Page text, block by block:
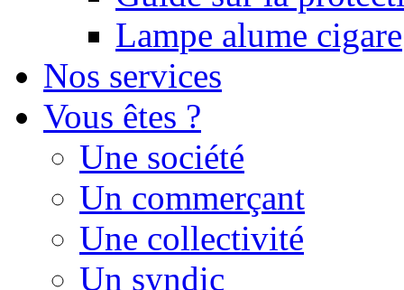
Lampe alume cigare
Nos services
Vous êtes ?
Une société
Un commerçant
Une collectivité
Un syndic